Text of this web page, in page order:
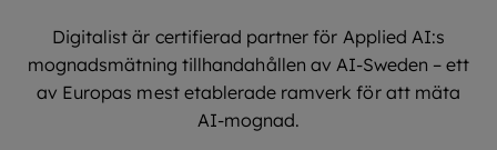
Digitalist är certifierad partner för Applied AI:s
mognadsmätning tillhandahållen av AI-Sweden – ett
av Europas mest etablerade ramverk för att mäta
AI-mognad.